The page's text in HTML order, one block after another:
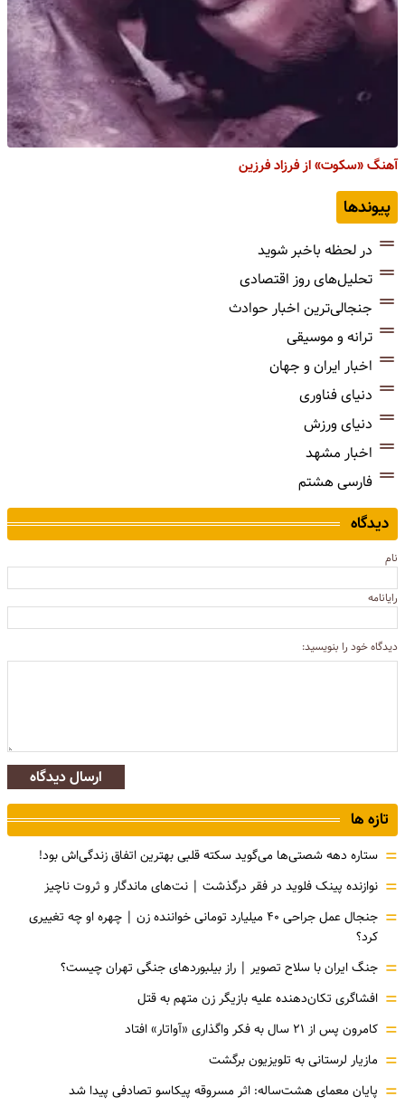
آهنگ «سکوت» از فرزاد فرزین
پیوندها
در لحظه باخبر شوید
تحلیل‌های روز اقتصادی
جنجالی‌ترین اخبار حوادث
ترانه و موسیقی
اخبار ایران و جهان
دنیای فناوری
دنیای ورزش
اخبار مشهد
فارسی هشتم
دیدگاه
نام
رایانامه
دیدگاه خود را بنویسید:
ارسال دیدگاه
تازه ها
= ستاره دهه شصتی‌ها می‌گوید سکته قلبی بهترین اتفاق زندگی‌اش بود!
= نوازنده پینک فلوید در فقر درگذشت | نت‌های ماندگار و ثروت ناچیز
=
جنجال عمل جراحی ۴۰ میلیارد تومانی خواننده زن | چهره او چه تغییری
کرد؟
= جنگ ایران با سلاح تصویر | راز بیلبوردهای جنگی تهران چیست؟
= افشاگری‌ تکان‌دهنده علیه بازیگر زن متهم به قتل
= کامرون پس از ۲۱ سال به فکر واگذاری «آواتار» افتاد
= مازیار لرستانی به تلویزیون برگشت
= پایان معمای هشت‌ساله: اثر مسروقه پیکاسو تصادفی پیدا شد